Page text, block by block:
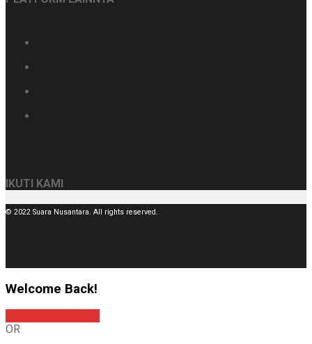
IKUTI KAMI
© 2022 Suara Nusantara. All rights reserved.
Welcome Back!
OR